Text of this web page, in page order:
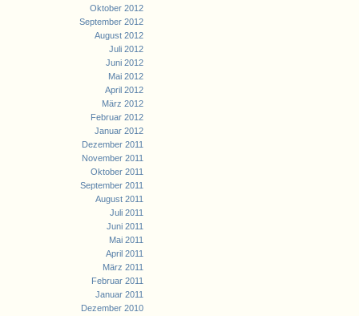
Oktober 2012
September 2012
August 2012
Juli 2012
Juni 2012
Mai 2012
April 2012
März 2012
Februar 2012
Januar 2012
Dezember 2011
November 2011
Oktober 2011
September 2011
August 2011
Juli 2011
Juni 2011
Mai 2011
April 2011
März 2011
Februar 2011
Januar 2011
Dezember 2010